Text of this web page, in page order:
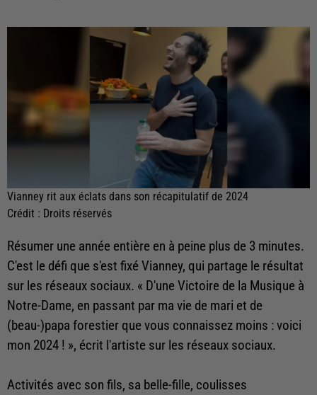
Vianney rit aux éclats dans son récapitulatif de 2024
Crédit : Droits réservés
Résumer une année entière en à peine plus de 3 minutes.
C'est le défi que s'est fixé Vianney, qui partage le résultat
sur les réseaux sociaux. « D'une Victoire de la Musique à
Notre-Dame, en passant par ma vie de mari et de
(beau-)papa forestier que vous connaissez moins : voici
mon 2024 ! », écrit l'artiste sur les réseaux sociaux.
Activités avec son fils, sa belle-fille, coulisses